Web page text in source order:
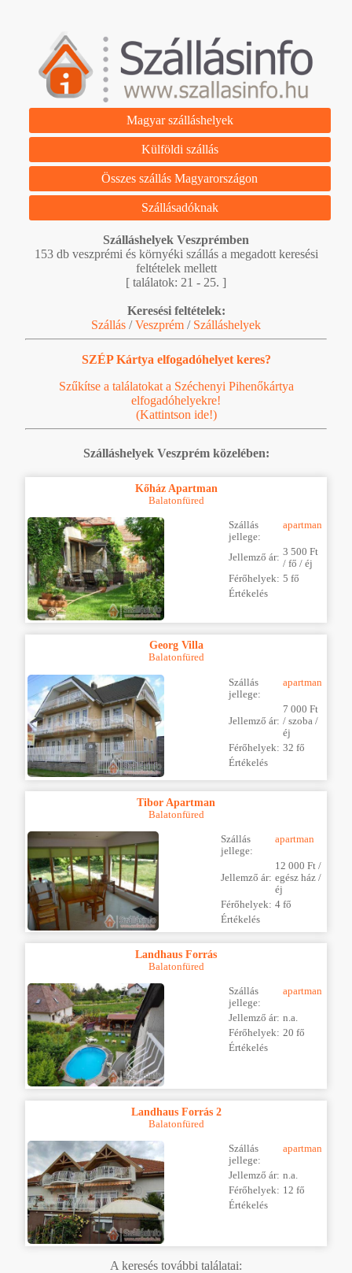
Magyar szálláshelyek
Külföldi szállás
Összes szállás Magyarországon
Szállásadóknak
Szálláshelyek Veszprémben
153 db veszprémi és környéki szállás a megadott keresési
feltételek mellett
[ találatok: 21 - 25. ]
Keresési feltételek:
Szállás /Veszprém / Szálláshelyek
SZÉP Kártya elfogadóhelyet keres?
Szűkítse a találatokat a Széchenyi Pihenőkártya
elfogadóhelyekre!
(Kattintson ide!)
Szálláshelyek Veszprém közelében:
Kőház Apartman
Balatonfüred
Szállás
jellege:
apartman
Jellemző ár: 3 500 Ft
/ fő / éj
Férőhelyek: 5 fő
Értékelés
Georg Villa
Balatonfüred
Szállás
jellege:
apartman
Jellemző ár:
7 000 Ft
/ szoba /
éj
Férőhelyek: 32 fő
Értékelés
Tibor Apartman
Balatonfüred
Szállás
jellege:
apartman
Jellemző ár:
12 000 Ft /
egész ház /
éj
Férőhelyek: 4 fő
Értékelés
Landhaus Forrás
Balatonfüred
Szállás
jellege:
apartman
Jellemző ár: n.a.
Férőhelyek: 20 fő
Értékelés
Landhaus Forrás 2
Balatonfüred
Szállás
jellege:
apartman
Jellemző ár: n.a.
Férőhelyek: 12 fő
Értékelés
A keresés további találatai: